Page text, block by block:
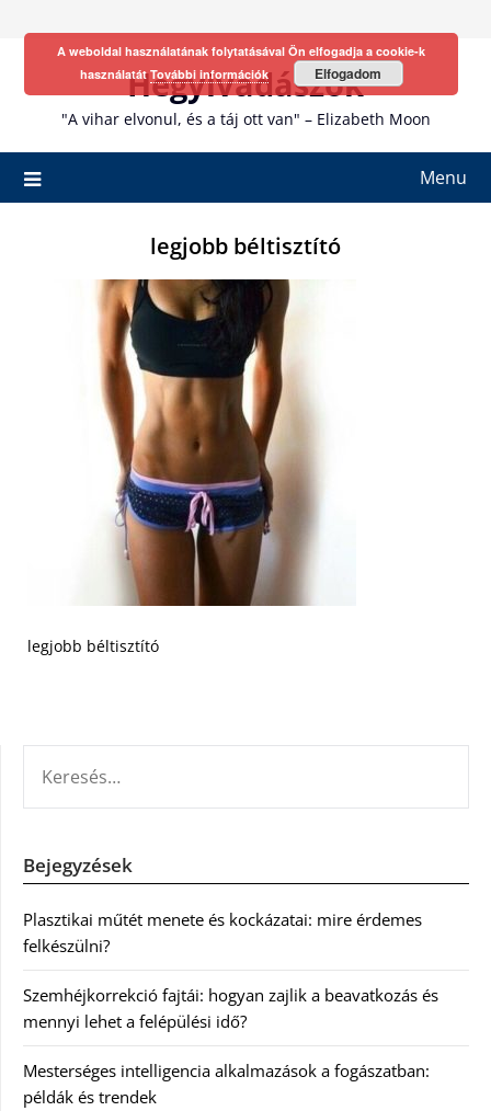
Hegyivadászok
"A vihar elvonul, és a táj ott van" – Elizabeth Moon
Menu
legjobb béltisztító
legjobb béltisztító
Bejegyzések
Plasztikai műtét menete és kockázatai: mire érdemes
felkészülni?
Szemhéjkorrekció fajtái: hogyan zajlik a beavatkozás és
mennyi lehet a felépülési idő?
Mesterséges intelligencia alkalmazások a fogászatban:
példák és trendek
A weboldal használatának folytatásával Ön elfogadja a cookie-k
használatátTovábbi információk Elfogadom